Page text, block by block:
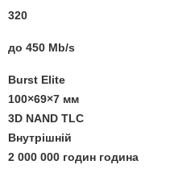
320
до 450 Mb/s
Burst Elite
100×69×7 мм
3D NAND TLC
Внутрішній
2 000 000 годин година